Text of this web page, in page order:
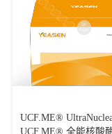
UCF.ME® UltraNuclease
UCF.ME® 全能核酸